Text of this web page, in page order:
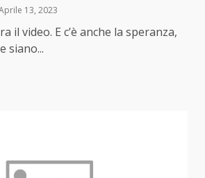
13, 2023
il video. E c’è anche la speranza,
siano...